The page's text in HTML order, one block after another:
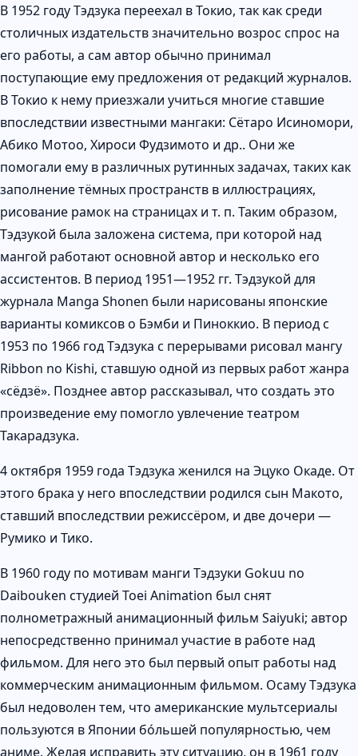
В 1952 году Тэдзука переехал в Токио, так как среди
столичных издательств значительно возрос спрос на
его работы, а сам автор обычно принимал
поступающие ему предложения от редакций журналов.
В Токио к нему приезжали учиться многие ставшие
впоследствии известными мангаки: Сётаро Исиномори,
Абико Мотоо, Хироси Фудзимото и др.. Они же
помогали ему в различных рутинных задачах, таких как
заполнение тёмных пространств в иллюстрациях,
рисование рамок на страницах и т. п. Таким образом,
Тэдзукой была заложена система, при которой над
мангой работают основной автор и несколько его
ассистентов. В период 1951—1952 гг. Тэдзукой для
журнала Manga Shonen были нарисованы японские
варианты комиксов о Бэмби и Пиноккио. В период с
1953 по 1966 год Тэдзука с перерывами рисовал мангу
Ribbon no Kishi, ставшую одной из первых работ жанра
«сёдзё». Позднее автор рассказывал, что создать это
произведение ему помогло увлечение театром
Такарадзука.
4 октября 1959 года Тэдзука женился на Эцуко Окаде. От
этого брака у него впоследствии родился сын Макото,
ставший впоследствии режиссёром, и две дочери —
Румико и Тико.
В 1960 году по мотивам манги Тэдзуки Gokuu no
Daibouken студией Toei Animation был снят
полнометражный анимационный фильм Saiyuki; автор
непосредственно принимал участие в работе над
фильмом. Для него это был первый опыт работы над
коммерческим анимационным фильмом. Осаму Тэдзука
был недоволен тем, что американские мультсериалы
пользуются в Японии бо́льшей популярностью, чем
аниме. Желая исправить эту ситуацию, он в 1961 году